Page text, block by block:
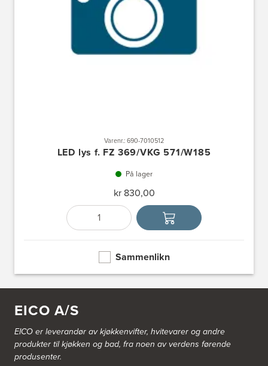
Varenr.: 690-7010512
LED lys f. FZ 369/VKG 571/W185
På lager
kr 830,00
Antall
Velg enhet
Sammenlikn
EICO A/S
EICO er leverandør av kjøkkenvifter, hvitevarer og andre
produkter til kjøkken og bad, fra noen av verdens førende
produsenter.